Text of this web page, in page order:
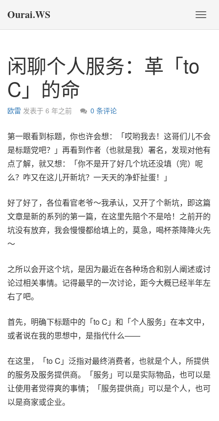
切
换
Ourai.WS
闲聊个人服务：革「to
C」的命
欧雷 发表于 6 年之前 0 条评论
第一眼看到标题，你也许会想：「哎哟我去！这哥们儿不会
是标题党吧？」再看到作者（也就是我）署名，发现对他有
点了解，就又想：「你不是开了好几个坑还没填（完）呢
么？咋又在这儿开新坑？一天天的净虾扯蛋！」
好了好了，各位看官老爷～我承认，又开了个新坑，即这篇
文章是新的系列的第一篇，在这里先赔个不是哈！之前开的
坑没有放弃，我会慢慢都给填上的，莫急，喝杯茶降降火先
～
之所以会开这个坑，是因为最近在各种场合和别人阐述或讨
论过相关事情。记得最早的一次讨论，距今大概已经半年左
右了吧。
首先，明确下标题中的「to C」和「个人服务」在本文中，
或者说在我的思想中，是指代什么——
在这里，「to C」泛指对最终消费者，也就是个人，所提供
的服务及服务提供商。「服务」可以是实际物品，也可以是
让使用者觉得爽的事情；「服务提供商」可以是个人，也可
以是商家或企业。